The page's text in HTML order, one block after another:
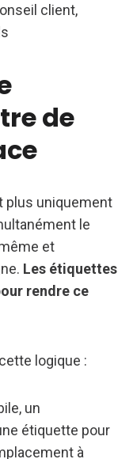
client,
de
plus uniquement
le
et
Les étiquettes
rendre ce
logique :
un
étiquette pour
à